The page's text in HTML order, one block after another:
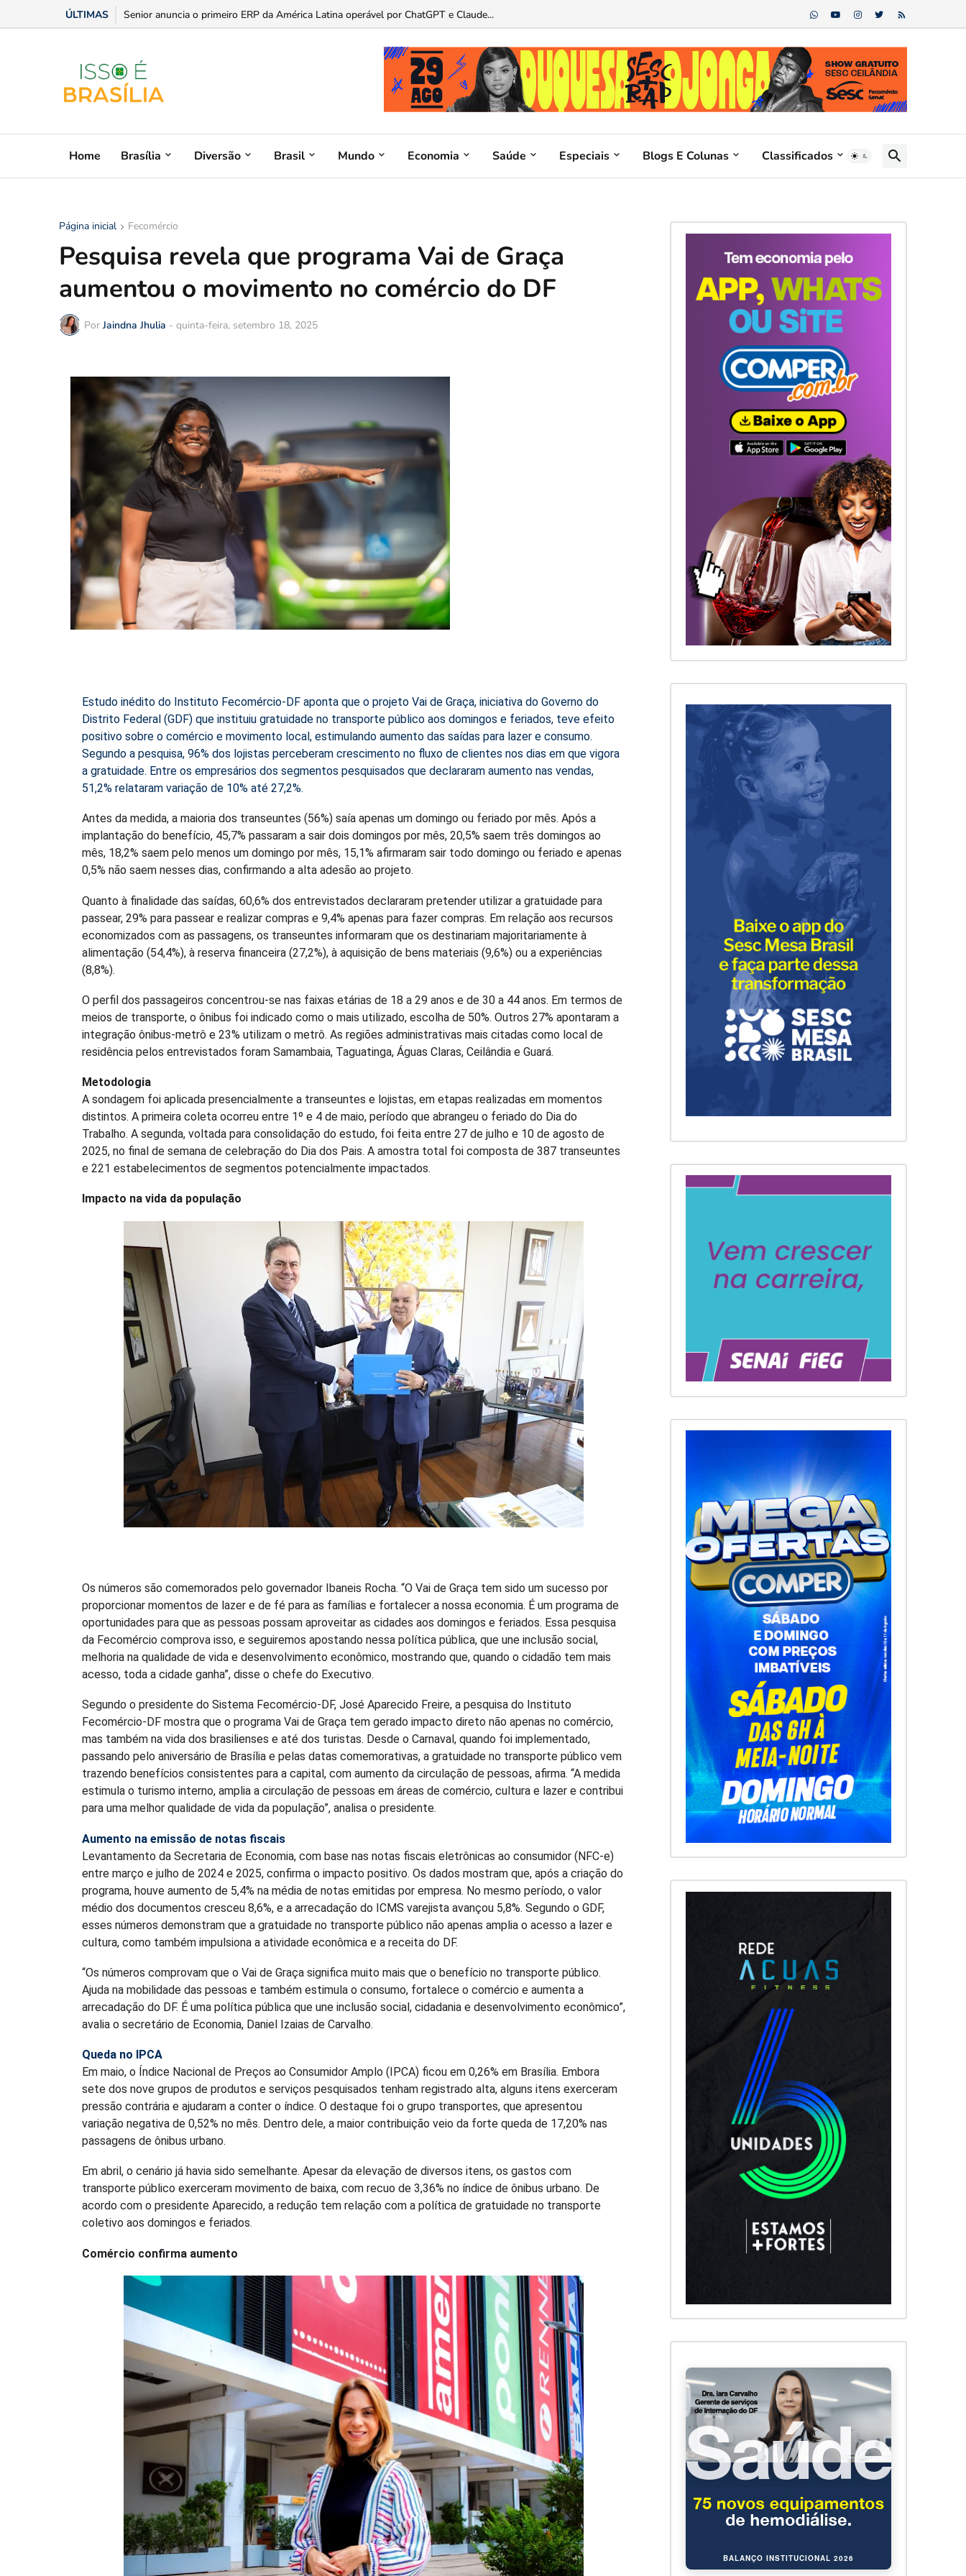
ÚLTIMAS Estilo, praticidade e paixão sobre rodas: dicas de presentes para pais apaixonados por carros...
Home Brasília Diversão Brasil Mundo Economia Saúde Especiais Blogs E Colunas Classificados
Página inicial Fecomércio
Pesquisa revela que programa Vai de Graça
aumentou o movimento no comércio do DF
Por Jaindna Jhulia - quinta-feira, setembro 18, 2025
Estudo inédito do Instituto Fecomércio-DF aponta que o projeto Vai de Graça, iniciativa do Governo do
Distrito Federal (GDF) que instituiu gratuidade no transporte público aos domingos e feriados, teve efeito
positivo sobre o comércio e movimento local, estimulando aumento das saídas para lazer e consumo.
Segundo a pesquisa, 96% dos lojistas perceberam crescimento no fluxo de clientes nos dias em que vigora
a gratuidade. Entre os empresários dos segmentos pesquisados que declararam aumento nas vendas,
51,2% relataram variação de 10% até 27,2%.
Antes da medida, a maioria dos transeuntes (56%) saía apenas um domingo ou feriado por mês. Após a
implantação do benefício, 45,7% passaram a sair dois domingos por mês, 20,5% saem três domingos ao
mês, 18,2% saem pelo menos um domingo por mês, 15,1% afirmaram sair todo domingo ou feriado e apenas
0,5% não saem nesses dias, confirmando a alta adesão ao projeto.
Quanto à finalidade das saídas, 60,6% dos entrevistados declararam pretender utilizar a gratuidade para
passear, 29% para passear e realizar compras e 9,4% apenas para fazer compras. Em relação aos recursos
economizados com as passagens, os transeuntes informaram que os destinariam majoritariamente à
alimentação (54,4%), à reserva financeira (27,2%), à aquisição de bens materiais (9,6%) ou a experiências
(8,8%).
O perfil dos passageiros concentrou-se nas faixas etárias de 18 a 29 anos e de 30 a 44 anos. Em termos de
meios de transporte, o ônibus foi indicado como o mais utilizado, escolha de 50%. Outros 27% apontaram a
integração ônibus-metrô e 23% utilizam o metrô. As regiões administrativas mais citadas como local de
residência pelos entrevistados foram Samambaia, Taguatinga, Águas Claras, Ceilândia e Guará.
Metodologia
A sondagem foi aplicada presencialmente a transeuntes e lojistas, em etapas realizadas em momentos
distintos. A primeira coleta ocorreu entre 1º e 4 de maio, período que abrangeu o feriado do Dia do
Trabalho. A segunda, voltada para consolidação do estudo, foi feita entre 27 de julho e 10 de agosto de
2025, no final de semana de celebração do Dia dos Pais. A amostra total foi composta de 387 transeuntes
e 221 estabelecimentos de segmentos potencialmente impactados.
Impacto na vida da população
Os números são comemorados pelo governador Ibaneis Rocha. “O Vai de Graça tem sido um sucesso por
proporcionar momentos de lazer e de fé para as famílias e fortalecer a nossa economia. É um programa de
oportunidades para que as pessoas possam aproveitar as cidades aos domingos e feriados. Essa pesquisa
da Fecomércio comprova isso, e seguiremos apostando nessa política pública, que une inclusão social,
melhoria na qualidade de vida e desenvolvimento econômico, mostrando que, quando o cidadão tem mais
acesso, toda a cidade ganha”, disse o chefe do Executivo.
Segundo o presidente do Sistema Fecomércio-DF, José Aparecido Freire, a pesquisa do Instituto
Fecomércio-DF mostra que o programa Vai de Graça tem gerado impacto direto não apenas no comércio,
mas também na vida dos brasilienses e até dos turistas. Desde o Carnaval, quando foi implementado,
passando pelo aniversário de Brasília e pelas datas comemorativas, a gratuidade no transporte público vem
trazendo benefícios consistentes para a capital, com aumento da circulação de pessoas, afirma. “A medida
estimula o turismo interno, amplia a circulação de pessoas em áreas de comércio, cultura e lazer e contribui
para uma melhor qualidade de vida da população”, analisa o presidente.
Aumento na emissão de notas fiscais
Levantamento da Secretaria de Economia, com base nas notas fiscais eletrônicas ao consumidor (NFC-e)
entre março e julho de 2024 e 2025, confirma o impacto positivo. Os dados mostram que, após a criação do
programa, houve aumento de 5,4% na média de notas emitidas por empresa. No mesmo período, o valor
médio dos documentos cresceu 8,6%, e a arrecadação do ICMS varejista avançou 5,8%. Segundo o GDF,
esses números demonstram que a gratuidade no transporte público não apenas amplia o acesso a lazer e
cultura, como também impulsiona a atividade econômica e a receita do DF.
“Os números comprovam que o Vai de Graça significa muito mais que o benefício no transporte público.
Ajuda na mobilidade das pessoas e também estimula o consumo, fortalece o comércio e aumenta a
arrecadação do DF. É uma política pública que une inclusão social, cidadania e desenvolvimento econômico”,
avalia o secretário de Economia, Daniel Izaias de Carvalho.
Queda no IPCA
Em maio, o Índice Nacional de Preços ao Consumidor Amplo (IPCA) ficou em 0,26% em Brasília. Embora
sete dos nove grupos de produtos e serviços pesquisados tenham registrado alta, alguns itens exerceram
pressão contrária e ajudaram a conter o índice. O destaque foi o grupo transportes, que apresentou
variação negativa de 0,52% no mês. Dentro dele, a maior contribuição veio da forte queda de 17,20% nas
passagens de ônibus urbano.
Em abril, o cenário já havia sido semelhante. Apesar da elevação de diversos itens, os gastos com
transporte público exerceram movimento de baixa, com recuo de 3,36% no índice de ônibus urbano. De
acordo com o presidente Aparecido, a redução tem relação com a política de gratuidade no transporte
coletivo aos domingos e feriados.
Comércio confirma aumento
BALANÇO INSTITUCIONAL 2026